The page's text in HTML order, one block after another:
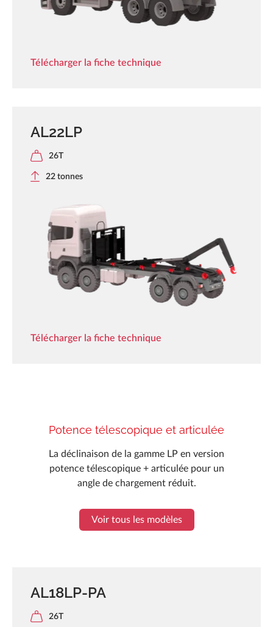
Télécharger la fiche technique
AL22LP
26T
22 tonnes
Télécharger la fiche technique
Potence télescopique et articulée
La déclinaison de la gamme LP en version
potence télescopique + articulée pour un
angle de chargement réduit.
Voir tous les modèles
AL18LP-PA
26T